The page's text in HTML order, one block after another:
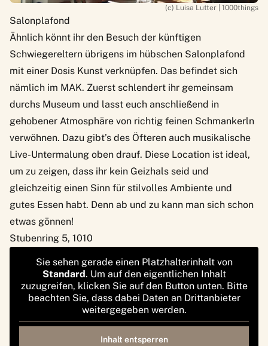
(c) Luisa Lutter | 1000things
Salonplafond
Ähnlich könnt ihr den Besuch der künftigen
Schwiegereltern übrigens im hübschen Salonplafond
mit einer Dosis Kunst verknüpfen. Das befindet sich
nämlich im MAK. Zuerst schlendert ihr gemeinsam
durchs Museum und lasst euch anschließend in
gehobener Atmosphäre von richtig feinen Schmankerln
verwöhnen. Dazu gibt’s des Öfteren auch musikalische
Live-Untermalung oben drauf. Diese Location ist ideal,
um zu zeigen, dass ihr kein Geizhals seid und
gleichzeitig einen Sinn für stilvolles Ambiente und
gutes Essen habt. Denn ab und zu kann man sich schon
etwas gönnen!
Stubenring 5, 1010
Sie sehen gerade einen Platzhalterinhalt von
Standard. Um auf den eigentlichen Inhalt
zuzugreifen, klicken Sie auf den Button unten. Bitte
beachten Sie, dass dabei Daten an Drittanbieter
weitergegeben werden.
Inhalt entsperren